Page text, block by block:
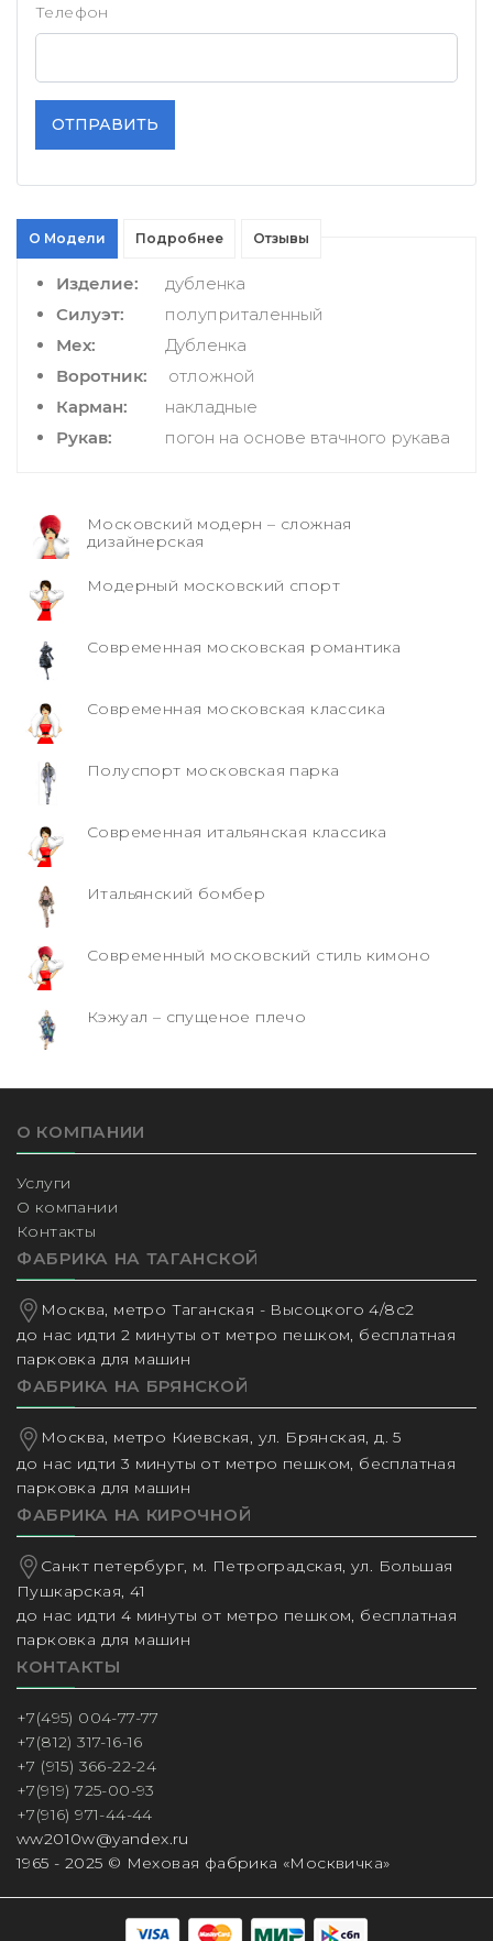
Телефон
ОТПРАВИТЬ
О Модели Подробнее Отзывы
Изделие:
дубленка
Силуэт:
полуприталенный
Мех:
Дубленка
Воротник:
отложной
Карман:
накладные
Рукав:
погон на основе втачного рукава
Московский модерн – сложная
дизайнерская
Модерный московский спорт
Современная московская романтика
Современная московская классика
Полуспорт московская парка
Современная итальянская классика
Итальянский бомбер
Современный московский стиль кимоно
Кэжуал – спущеное плечо
О КОМПАНИИ
Услуги
О компании
Контакты
ФАБРИКА НА ТАГАНСКОЙ
Москва, метро Таганская - Высоцкого 4/8с2
до нас идти 2 минуты от метро пешком, бесплатная
парковка для машин
ФАБРИКА НА БРЯНСКОЙ
Москва, метро Киевская, ул. Брянская, д. 5
до нас идти 3 минуты от метро пешком, бесплатная
парковка для машин
ФАБРИКА НА КИРОЧНОЙ
Санкт петербург, м. Петроградская, ул. Большая
Пушкарская, 41
до нас идти 4 минуты от метро пешком, бесплатная
парковка для машин
КОНТАКТЫ
+7(495) 004-77-77
+7(812) 317-16-16
+7 (915) 366-22-24
+7(919) 725-00-93
+7(916) 971-44-44
ww2010w@yandex.ru
1965 - 2025 © Меховая фабрика «Москвичка»